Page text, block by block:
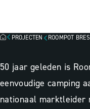
PROJECTEN ROOMPOT
50 jaar geleden is
eenvoudige camping
nationaal marktleider